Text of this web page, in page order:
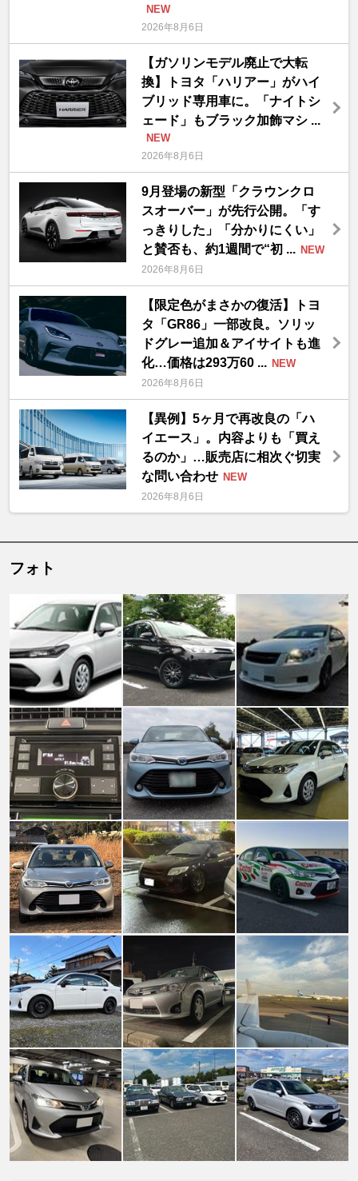
NEW
2026年8月6日
【ガソリンモデル廃止で大転
換】トヨタ「ハリアー」がハイ
ブリッド専用車に。「ナイトシ
ェード」もブラック加飾マシ ...
NEW
2026年8月6日
9月登場の新型「クラウンクロ
スオーバー」が先行公開。「す
っきりした」「分かりにくい」
と賛否も、約1週間で“初 ... NEW
2026年8月6日
【限定色がまさかの復活】トヨ
タ「GR86」一部改良。ソリッ
ドグレー追加＆アイサイトも進
化…価格は293万60 ... NEW
2026年8月6日
【異例】5ヶ月で再改良の「ハ
イエース」。内容よりも「買え
るのか」…販売店に相次ぐ切実
な問い合わせ NEW
2026年8月6日
フォト